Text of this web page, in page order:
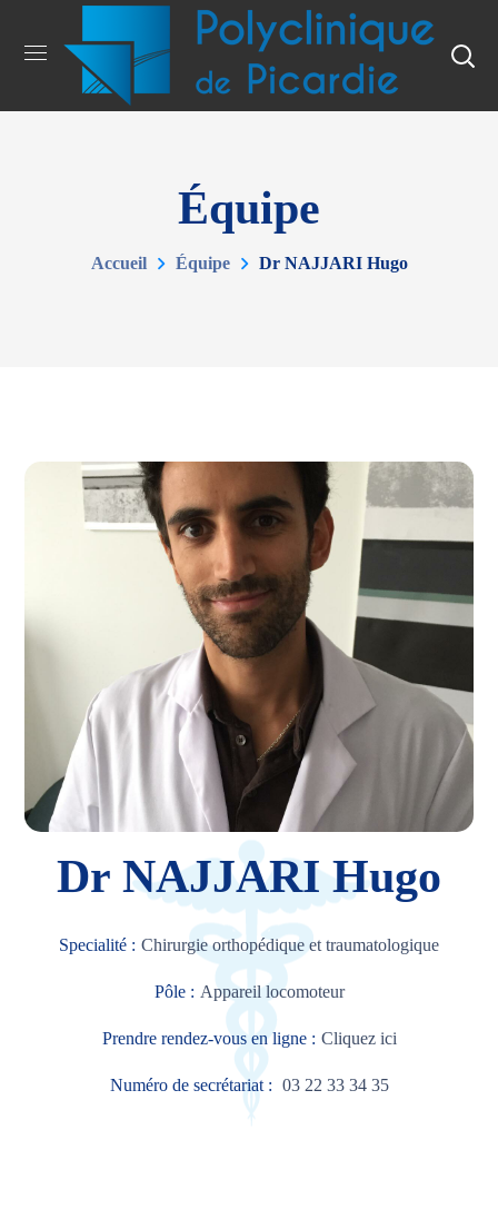
Équipe
Accueil Équipe Dr NAJJARI Hugo
Dr NAJJARI Hugo
Specialité : Chirurgie orthopédique et traumatologique
Pôle : Appareil locomoteur
Prendre rendez-vous en ligne : Cliquez ici
Numéro de secrétariat : 03 22 33 34 35